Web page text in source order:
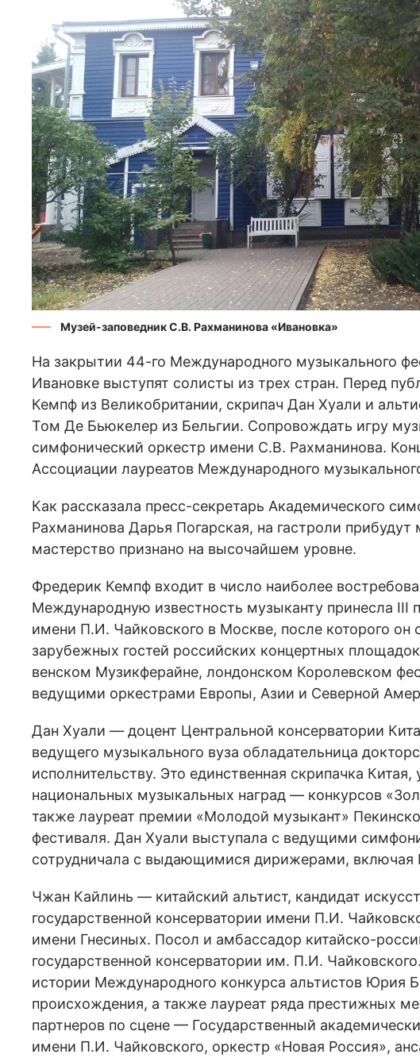
Музей-заповедник С.В. Рахманинова «Ивановка»
На закрытии 44-го Международного музыкального
Ивановке выступят солисты из трех стран. Перед
Кемпф из Великобритании, скрипач Дан Хуали и
Том Де Бьюкелер из Бельгии. Сопровождать игру
симфонический оркестр имени С.В. Рахманинова.
Ассоциации лауреатов Международного
Как рассказала пресс-секретарь Академического
Рахманинова Дарья Погарская, на гастроли
мастерство признано на высочайшем уровне.
Фредерик Кемпф входит в число наиболее
Международную известность музыканту принесла III
имени П.И. Чайковского в Москве, после которого
зарубежных гостей российских концертных
венском Музикферайне, лондонском Королевском
ведущими оркестрами Европы, Азии и Северной
Дан Хуали — доцент Центральной консерватории
ведущего музыкального вуза обладательница
исполнительству. Это единственная скрипачка
национальных музыкальных наград — конкурсов
также лауреат премии «Молодой музыкант»
фестиваля. Дан Хуали выступала с ведущими
сотрудничала с выдающимися дирижерами,
Чжан Кайлинь — китайский альтист, кандидат
государственной консерватории имени П.И.
имени Гнесиных. Посол и амбассадор китайско-
государственной консерватории им. П.И.
истории Международного конкурса альтистов Юрия
происхождения, а также лауреат ряда престижных
партнеров по сцене — Государственный
имени П.И. Чайковского, оркестр «Новая Россия»,